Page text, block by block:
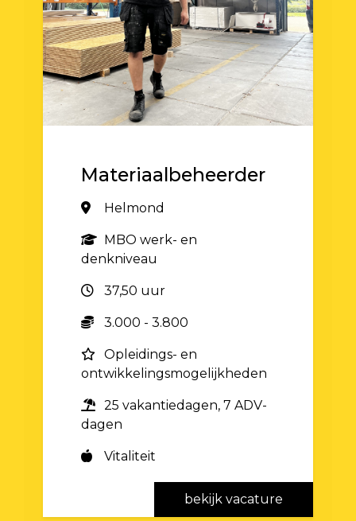
Materiaalbeheerder
Helmond
MBO werk- en
denkniveau
37,50 uur
3.000 - 3.800
Opleidings- en
ontwikkelingsmogelijkheden
25 vakantiedagen, 7 ADV-
dagen
Vitaliteit
bekijk vacature